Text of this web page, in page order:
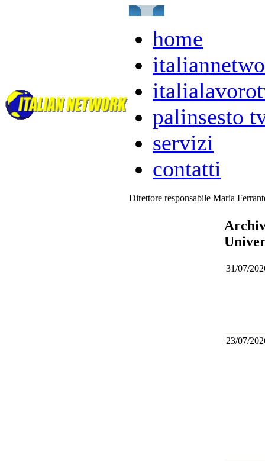
home
palinsesto
servizi
contatti
Direttore responsabile Maria
31/07/
23/07/